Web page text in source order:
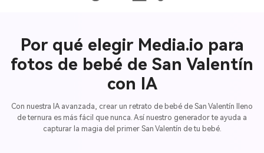
Por qué elegir Media.io para
fotos de bebé de San Valentín
con IA
Con nuestra IA avanzada, crear un retrato de bebé de San Valentín lleno
de ternura es más fácil que nunca. Así nuestro generador te ayuda a
capturar la magia del primer San Valentín de tu bebé.